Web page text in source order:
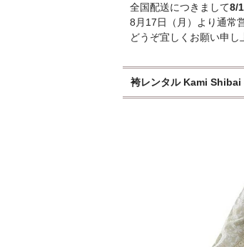
全国配送につきまして8/
8月17日（月）より通常
どうぞ宜しくお願い申し
袴レンタル Kami Shibai